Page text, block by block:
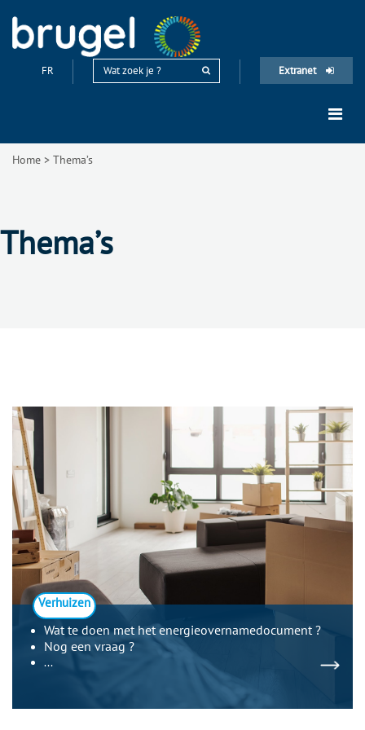
FR Extranet
Home > Thema’s
Thema’s
Verhuizen
Wat te doen met het energieovernamedocument ?
Nog een vraag ?
...